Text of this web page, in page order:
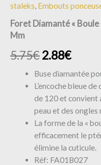
staleks, Embouts
Foret Diamanté «
Mm
5.75€2.88€
Buse diamantée
L’encoche bleue
de 120 et convient
peau et des ongles
La forme de la «
efficacement le
élimine la cuticule.
Réf: FA01B027